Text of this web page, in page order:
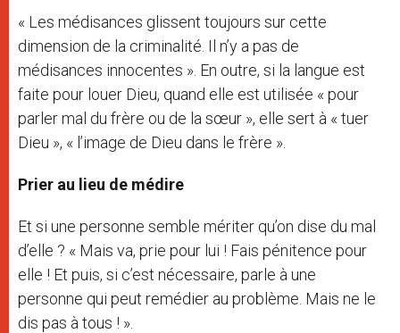
« Les médisances glissent toujours sur cette
dimension de la criminalité. Il n’y a pas de
médisances innocentes ». En outre, si la langue est
faite pour louer Dieu, quand elle est utilisée « pour
parler mal du frère ou de la sœur », elle sert à « tuer
Dieu », « l’image de Dieu dans le frère ».
Prier au lieu de médire
Et si une personne semble mériter qu’on dise du mal
d’elle ? « Mais va, prie pour lui ! Fais pénitence pour
elle ! Et puis, si c’est nécessaire, parle à une
personne qui peut remédier au problème. Mais ne le
dis pas à tous ! ».